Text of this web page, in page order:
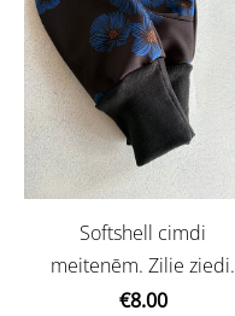
Softshell cimdi
meitenēm. Zilie ziedi.
€8.00